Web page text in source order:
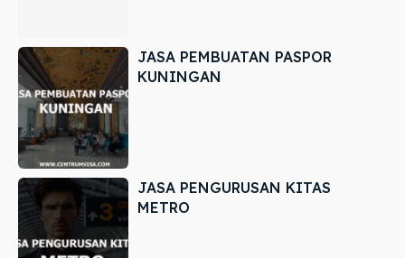
JASA PEMBUATAN PASPOR
KUNINGAN
JASA PENGURUSAN KITAS
METRO